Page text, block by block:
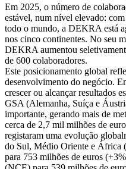
Em 2025, o número de
estável, num nível elevado:
todo o mundo, a DEKRA está
nos cinco continentes. No seu
DEKRA aumentou
de 600 colaboradores.
Este posicionamento global
desenvolvimento do negócio.
crescer ou alcançar resultados
GSA (Alemanha, Suíça e
importante, gerando mais de
cerca de 2,7 mil milhões de
registaram uma evolução
do Sul, Médio Oriente e África
para 753 milhões de euros